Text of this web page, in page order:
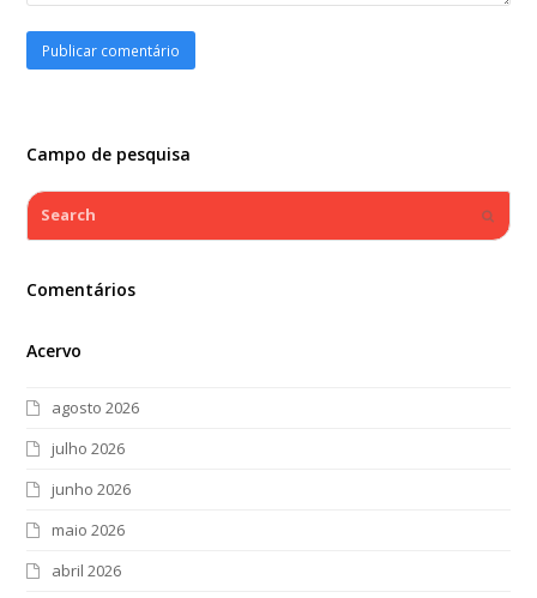
Campo de pesquisa
Search
Comentários
Acervo
agosto 2026
julho 2026
junho 2026
maio 2026
abril 2026